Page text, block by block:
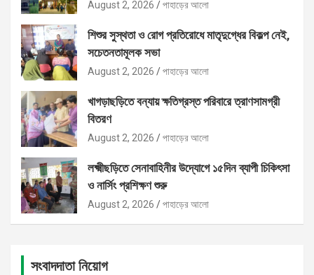
August 2, 2026 পাহাড়ের আলো
শিশুর সুস্থতা ও রোগ প্রতিরোধে মাতৃদুগ্ধের বিকল্প নেই,
সচেতনতামূলক সভা
August 2, 2026 পাহাড়ের আলো
খাগড়াছড়িতে বন্যায় ক্ষতিগ্রস্ত পরিবারে ত্রাণসামগ্রী
বিতরণ
August 2, 2026 পাহাড়ের আলো
লক্ষ্মীছড়িতে সেনাবাহিনীর উদ্যোগে ১৫দিন ব্যাপী চিকিৎসা
ও নার্সিং প্রশিক্ষণ শুরু
August 2, 2026 পাহাড়ের আলো
সংবাদদাতা নিয়োগ